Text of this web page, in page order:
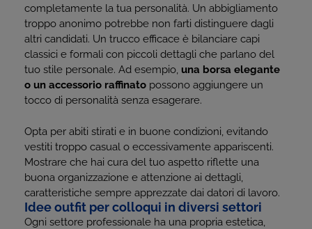
completamente la tua personalità. Un abbigliamento
troppo anonimo potrebbe non farti distinguere dagli
altri candidati. Un trucco efficace è bilanciare capi
classici e formali con piccoli dettagli che parlano del
tuo stile personale. Ad esempio, una borsa elegante
o un accessorio raffinato possono aggiungere un
tocco di personalità senza esagerare.
Opta per abiti stirati e in buone condizioni, evitando
vestiti troppo casual o eccessivamente appariscenti.
Mostrare che hai cura del tuo aspetto riflette una
buona organizzazione e attenzione ai dettagli,
caratteristiche sempre apprezzate dai datori di lavoro.
Idee outfit per colloqui in diversi settori
Ogni settore professionale ha una propria estetica,